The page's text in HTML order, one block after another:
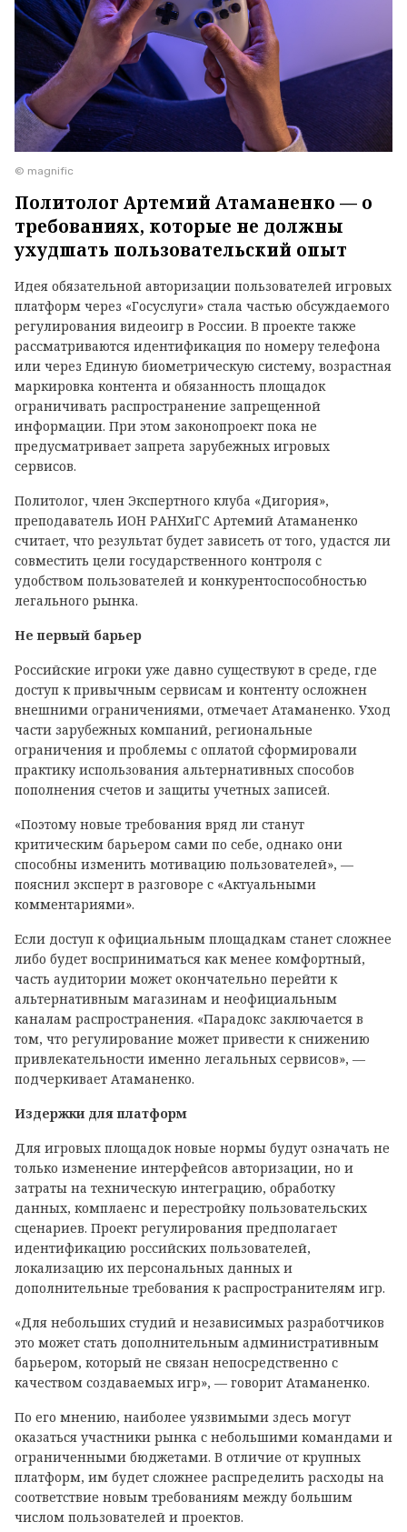
© magnific
Политолог Артемий Атаманенко — о
требованиях, которые не должны
ухудшать пользовательский опыт
Идея обязательной авторизации пользователей игровых
платформ через «Госуслуги» стала частью обсуждаемого
регулирования видеоигр в России. В проекте также
рассматриваются идентификация по номеру телефона
или через Единую биометрическую систему, возрастная
маркировка контента и обязанность площадок
ограничивать распространение запрещенной
информации. При этом законопроект пока не
предусматривает запрета зарубежных игровых
сервисов.
Политолог, член Экспертного клуба «Дигория»,
преподаватель ИОН РАНХиГС Артемий Атаманенко
считает, что результат будет зависеть от того, удастся ли
совместить цели государственного контроля с
удобством пользователей и конкурентоспособностью
легального рынка.
Не первый барьер
Российские игроки уже давно существуют в среде, где
доступ к привычным сервисам и контенту осложнен
внешними ограничениями, отмечает Атаманенко. Уход
части зарубежных компаний, региональные
ограничения и проблемы с оплатой сформировали
практику использования альтернативных способов
пополнения счетов и защиты учетных записей.
«Поэтому новые требования вряд ли станут
критическим барьером сами по себе, однако они
способны изменить мотивацию пользователей», —
пояснил эксперт в разговоре с «Актуальными
комментариями».
Если доступ к официальным площадкам станет сложнее
либо будет восприниматься как менее комфортный,
часть аудитории может окончательно перейти к
альтернативным магазинам и неофициальным
каналам распространения. «Парадокс заключается в
том, что регулирование может привести к снижению
привлекательности именно легальных сервисов», —
подчеркивает Атаманенко.
Издержки для платформ
Для игровых площадок новые нормы будут означать не
только изменение интерфейсов авторизации, но и
затраты на техническую интеграцию, обработку
данных, комплаенс и перестройку пользовательских
сценариев. Проект регулирования предполагает
идентификацию российских пользователей,
локализацию их персональных данных и
дополнительные требования к распространителям игр.
«Для небольших студий и независимых разработчиков
это может стать дополнительным административным
барьером, который не связан непосредственно с
качеством создаваемых игр», — говорит Атаманенко.
По его мнению, наиболее уязвимыми здесь могут
оказаться участники рынка с небольшими командами и
ограниченными бюджетами. В отличие от крупных
платформ, им будет сложнее распределить расходы на
соответствие новым требованиям между большим
числом пользователей и проектов.